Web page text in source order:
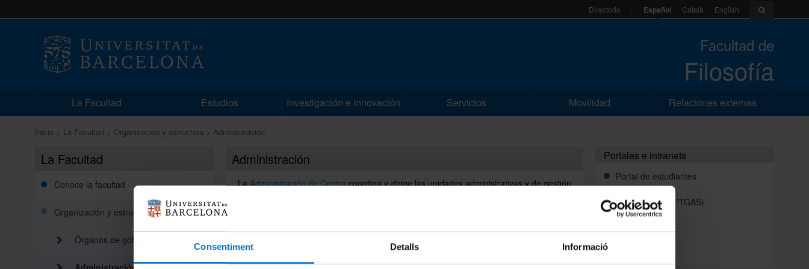
Consentiment Detalls Informació
Directorio Español Català English
Facultad de
Filosofía
La Facultad Estudios Investigación e innovación Servicios Movilidad Relaciones externas
Inicio La Facultad Organización y estructura Administración
La Facultad
Conoce la facultad
Organización y estructura
Órganos de gobierno
Administración
LaAdministración de Centrocoordina y dirige las unidades administrativas y de gestión
estas tareas.
Portales e intranets
Portal de estudiantes
Intranet (PDI y PTGAS)